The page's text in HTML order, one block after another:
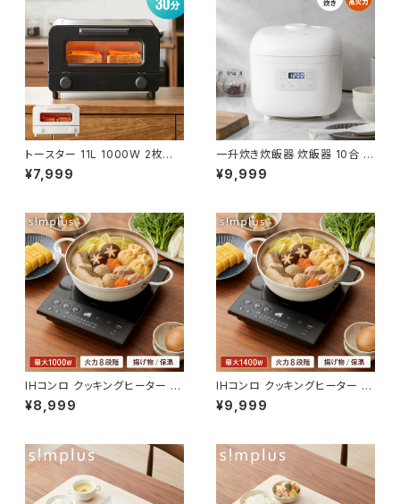
トースター 11L 1000W 2枚焼き
オーブントースター 100℃~23
0℃ タイマー付き 温度無段階調
lus シンプラス SP-TT02【送料
無料】
¥7,999
一升炊き炊飯器 炊飯器 10合 マ
イコン式 炊飯ジャー 白米 無洗
米 早炊き 玄米 お粥 雑穀米 ス
れ簡単 simplus シンプラス SP
-RCMC10【送料無料】
¥9,999
IHコンロ クッキングヒーター 10
00W 卓上IH調理器 1口 8段階
揚げ物 高火力 切り忘れ防止 保
simplus シンプラス SP-NIHC
01-BK【送料無料】
¥8,999
IHコンロ クッキングヒーター 14
00W 卓上IH調理器 1口 8段階
揚げ物 高火力 切り忘れ防止 保
simplus シンプラス SP-NIHC
02-BK【送料無料】
¥9,999